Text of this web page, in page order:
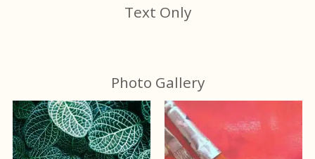
Text Only
Photo Gallery